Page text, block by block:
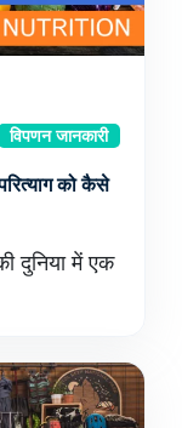
विपणन जानकारी
को कैसे
दुनिया में एक